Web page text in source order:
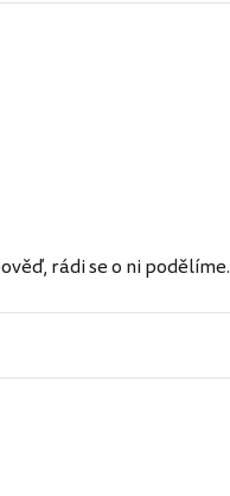
rádi se o ni podělíme.